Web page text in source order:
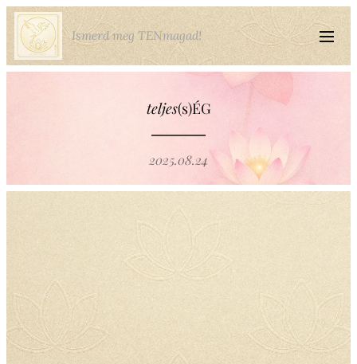
Ismerd meg TENmagad!
teljes(s)ÉG
2025.08.24